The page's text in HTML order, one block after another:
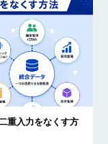
重入力をなくす方